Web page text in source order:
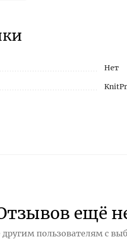
Нет
ещё
пользователям с